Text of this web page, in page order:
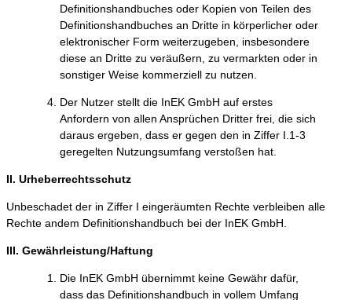
Definitionshandbuches oder Kopien von Teilen des
Definitionshandbuches an Dritte in körperlicher oder
elektronischer Form weiterzugeben, insbesondere
diese an Dritte zu veräußern, zu vermarkten oder in
sonstiger Weise kommerziell zu nutzen.
Der Nutzer stellt die InEK GmbH auf erstes
Anfordern von allen Ansprüchen Dritter frei, die sich
daraus ergeben, dass er gegen den in Ziffer I.1-3
geregelten Nutzungsumfang verstoßen hat.
II. Urheberrechtsschutz
Unbeschadet der in Ziffer I eingeräumten Rechte verbleiben alle
Rechte andem Definitionshandbuch bei der InEK GmbH.
III. Gewährleistung/Haftung
Die InEK GmbH übernimmt keine Gewähr dafür,
dass das Definitionshandbuch in vollem Umfang